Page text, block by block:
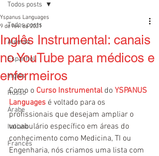
Todos posts
Alemão
Espanhol
Inglês
Russo
Árabe
Italiano
Francês
Todos posts
Inglês Instrumental: canais
no YouTube para médicos e
enfermeiros
Yspanus Languages
9 de fev. de 2021
Como o Curso Instrumental do YSPANUS
Languages é voltado para os
profissionais que desejam ampliar o
vocabulário específico em áreas do
conhecimento como Medicina, TI ou
Engenharia, nós criamos uma lista com